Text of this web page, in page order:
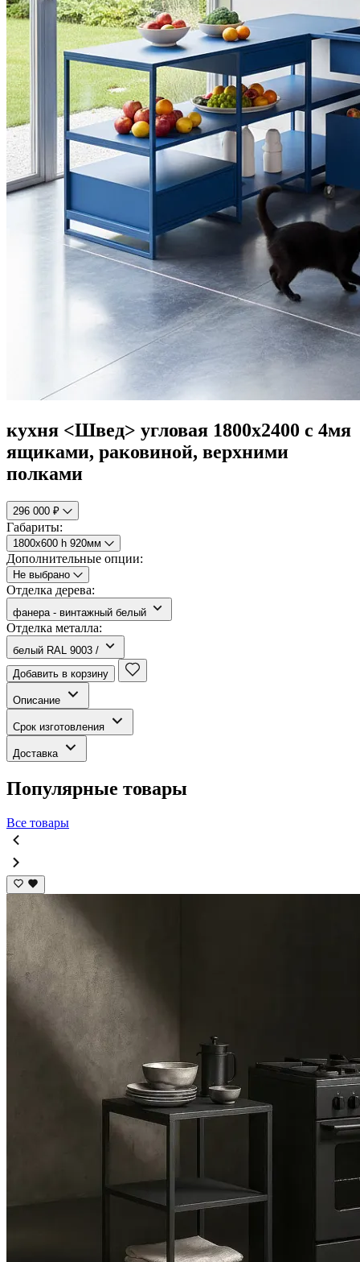
кухня <Швед> угловая 1800х2400 с 4мя
ящиками, раковиной, верхними
полками
296 000 ₽
Габариты:
1800х600 h 920мм
Дополнительные опции:
Не выбрано
Отделка дерева:
фанера - винтажный белый
Отделка металла:
белый RAL 9003 /
Добавить в корзину
Описание
Срок изготовления
Доставка
Популярные товары
Все товары